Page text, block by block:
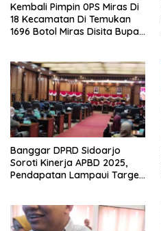
Kembali Pimpin 0PS Miras Di
18 Kecamatan Di Temukan
1696 Botol Miras Disita Bupati
Banggar DPRD Sidoarjo
Soroti Kinerja APBD 2025,
Pendapatan Lampaui Target